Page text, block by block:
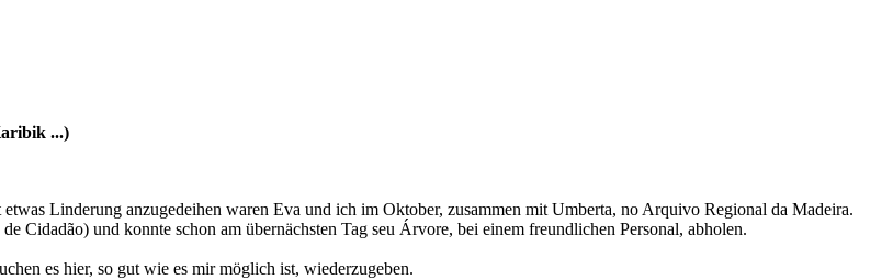
...)
Linderung anzugedeihen waren Eva und ich im Oktober, zusammen mit Umberta, no Arquivo Regional da Madeira.
Cidadão) und konnte schon am übernächsten Tag seu Árvore, bei einem freundlichen Personal, abholen.
es hier, so gut wie es mir möglich ist, wiederzugeben.